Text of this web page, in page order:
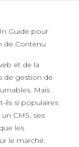
Guide pour
de Contenu
et de la
de gestion de
Mais
ils si populaires
CMS, ses
les
le marché.